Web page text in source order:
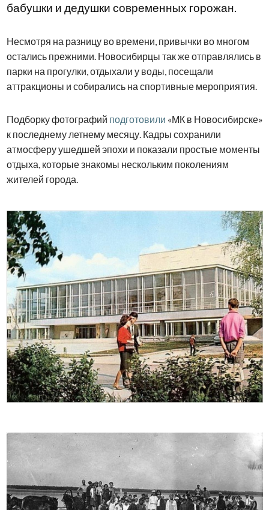
бабушки и дедушки современных горожан.
Несмотря на разницу во времени, привычки во многом
остались прежними. Новосибирцы так же отправлялись в
парки на прогулки, отдыхали у воды, посещали
аттракционы и собирались на спортивные мероприятия.
Подборку фотографий подготовили «МК в Новосибирске»
к последнему летнему месяцу. Кадры сохранили
атмосферу ушедшей эпохи и показали простые моменты
отдыха, которые знакомы нескольким поколениям
жителей города.